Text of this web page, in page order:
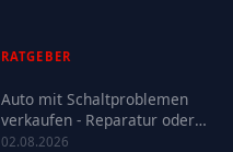
RATGEBER
Auto mit Schaltproblemen
verkaufen - Reparatur oder
Verkauf?
02.08.2026